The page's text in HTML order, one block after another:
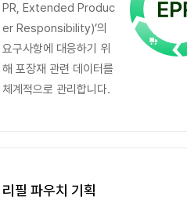
PR, Extended Produc
er Responsibility)’의
요구사항에 대응하기 위
해 포장재 관련 데이터를
체계적으로 관리합니다.
리필 파우치 기획